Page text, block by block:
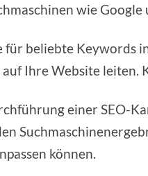
wie Google
für beliebte Keywords
auf Ihre Website leiten.
einer SEO-
können.